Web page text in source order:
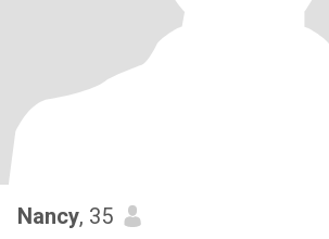
Nancy, 35